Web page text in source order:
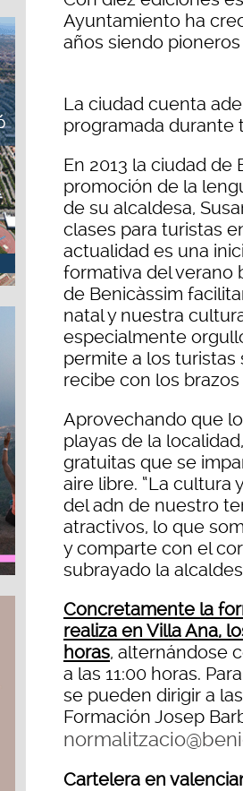
Ayuntamiento ha
años siendo
La ciudad cuenta
programada durante
En 2013 la ciudad
promoción de la
de su alcaldesa,
clases para turistas
actualidad es una
formativa del verano
de Benicàssim
natal y nuestra
especialmente
permite a los
recibe con los
Aprovechando que
playas de la
gratuitas que se
aire libre. “La cultura
del adn de nuestro
atractivos, lo que
y comparte con el
subrayado la
Concretamente la
realiza en Villa Ana,
horas, alternándose
a las 11:00 horas.
se pueden dirigir a
Formación Josep
Cartelera en